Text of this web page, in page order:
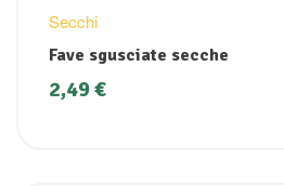
Secchi
Fave sgusciate secche
2,49€